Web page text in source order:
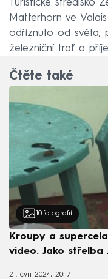
Turistické středisko
Matterhorn ve
odříznuto od světa,
železniční trať a
Čtěte také
10 fotografií
Kroupy a
video. Jako střelba
21. čvn 2024, 20:17